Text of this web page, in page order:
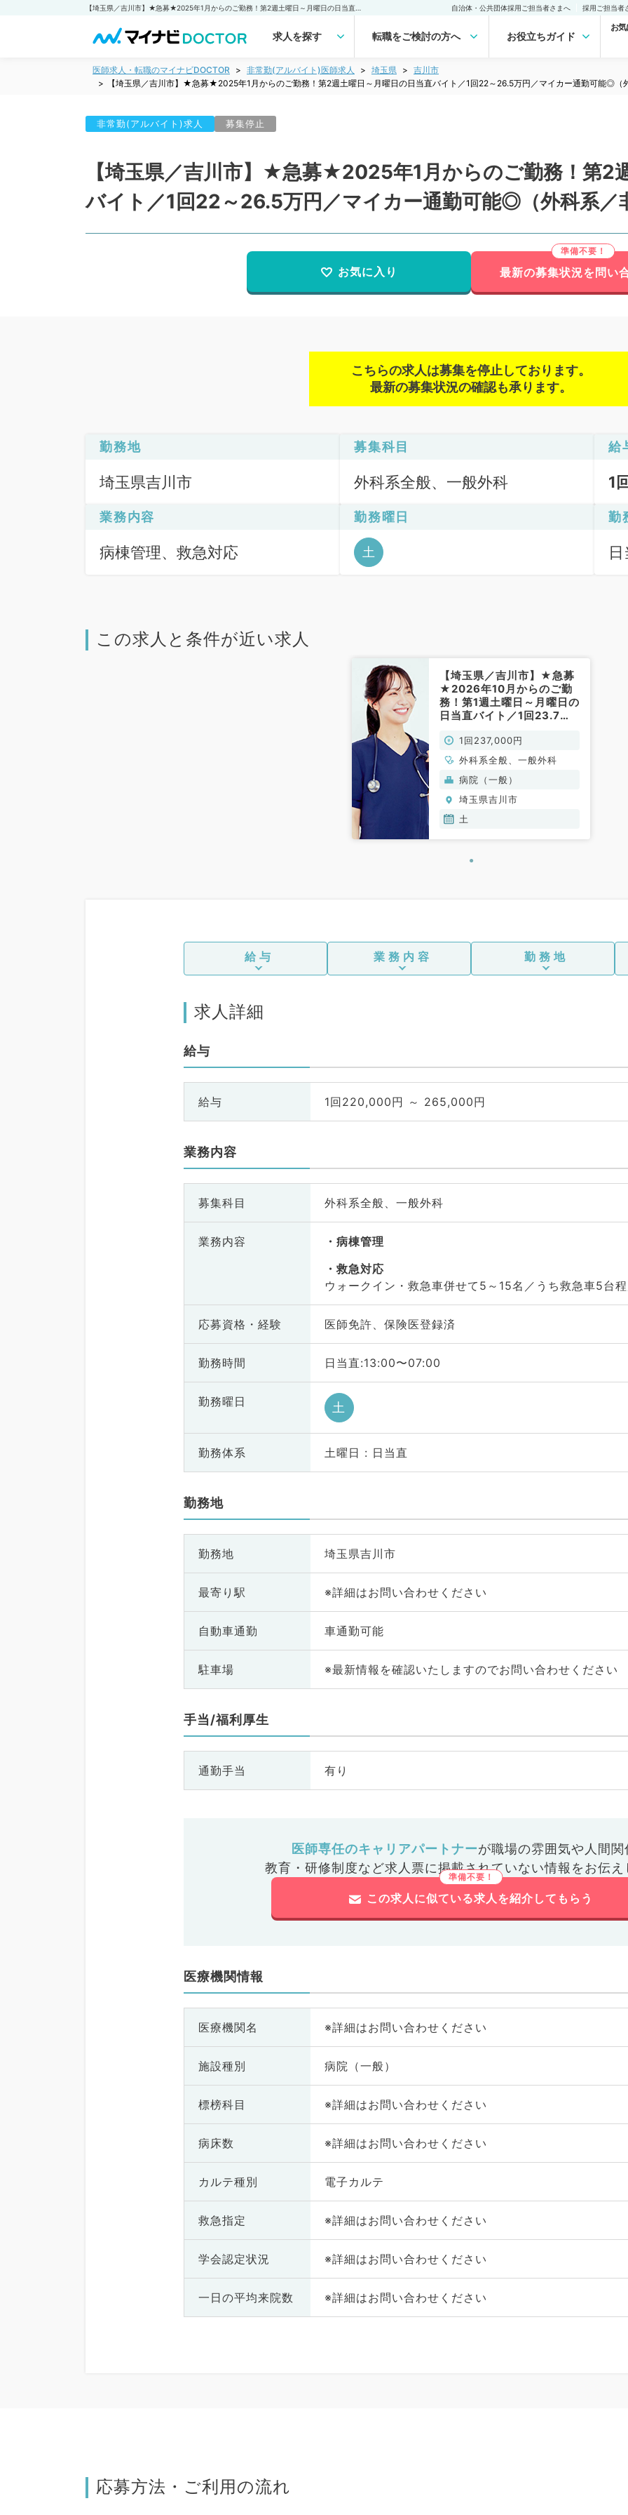
自治体・公共団体採用ご担当者さまへ 採用ご担当者
求人を探す 転職をご検討の方へ お役立ちガイド
お
医師求人・転職のマイナビDOCTOR 非常勤(アルバイト)医師求人 埼玉県
吉川市
【埼玉県／吉川市】★急募★2025年1月からのご勤務！第2週土曜日～月曜日の日当直バイト／1回22～26.5万円／マイカー通勤可能◎（
非常勤(アルバイト)求人 募集停止
【埼玉県／吉川市】★急募★2025年1月からのご勤務！第2
バイト／1回22～26.5万円／マイカー通勤可能◎（外科系／
お気に入り 最新の募集状況を問い
こちらの求人は募集を停止しております。
最新の募集状況の確認も承ります。
勤務地
埼玉県吉川市
募集科目
外科系全般、一般外科
給
1
業務内容
病棟管理、救急対応
勤務曜日
土
勤
この求人と条件が近い求人
【埼玉県／吉川市】★急募
★2026年10月からのご勤
務！第1週土曜日～月曜日の
日当直バイト／1回23.7～
◎（外科系／非常勤）
1回237,000円
外科系全般、一般外科
病院（一般）
埼玉県吉川市
土
給与 業務内容 勤務地
求人詳細
給与
給与 1回220,000円 ～ 265,000円
業務内容
募集科目 外科系全般、一般外科
業務内容
病棟管理
救急対応
ウォークイン・救急車併せて5～15名／うち救急車5台
応募資格・ 経験 医師免許、保険医登録済
勤務時間 日当直:13:00〜07:00
勤務曜日 土
勤務体系 土曜日 : 日当直
勤務地
勤務地 埼玉県吉川市
最寄り駅 ※詳細はお問い合わせください
自動車通勤 車通勤可能
駐車場 ※最新情報を確認いたしますのでお問い合わせください
手当/福利厚生
通勤手当 有り
医師専任のキャリアパートナーが職場の雰囲気や人間関
教育・研修制度など求人票に掲載されていない情報をお伝え
この求人に似ている求人を紹介してもらう
医療機関情報
医療機関名 ※詳細はお問い合わせください
施設種別 病院（一般）
標榜科目 ※詳細はお問い合わせください
病床数 ※詳細はお問い合わせください
カルテ種別 電子カルテ
救急指定 ※詳細はお問い合わせください
学会認定状況 ※詳細はお問い合わせください
一日の平均来院数 ※詳細はお問い合わせください
応募方法・ご利用の流れ